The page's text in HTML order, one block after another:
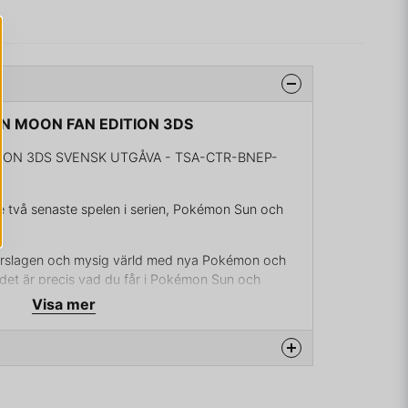
MOON FAN EDITION 3DS
3DS SVENSK UTGÅVA - TSA-CTR-BNEP-
två senaste spelen i serien, Pokémon Sun och
och mysig värld med nya Pokémon och
är precis vad du får i Pokémon Sun och
Pokémon-spelen, Pokémon Red Version
i Japan. Så 2016 är ett perfekt år att
Moon för att ytterligare fira jubileet.
kommer du kunna föra över Pokémon du har
Visa mer
produkten...